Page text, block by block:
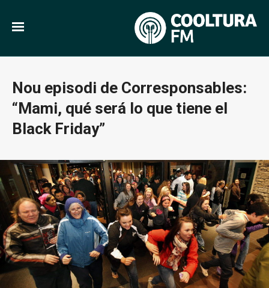
Nou episodi de Corresponsables:
“Mami, qué será lo que tiene el
Black Friday”